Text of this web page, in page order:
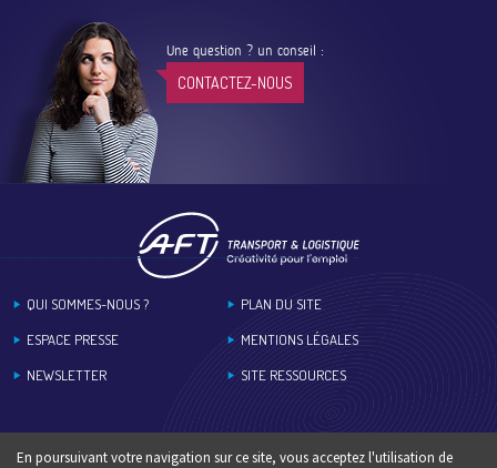
Une question ? un conseil :
CONTACTEZ-NOUS
QUI SOMMES-NOUS ?
ESPACE PRESSE
NEWSLETTER
PLAN DU SITE
MENTIONS LÉGALES
SITE RESSOURCES
En poursuivant votre navigation sur ce site, vous acceptez l'utilisation de